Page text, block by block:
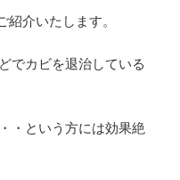
介いたします。
でカビを退治している
・という方には効果絶